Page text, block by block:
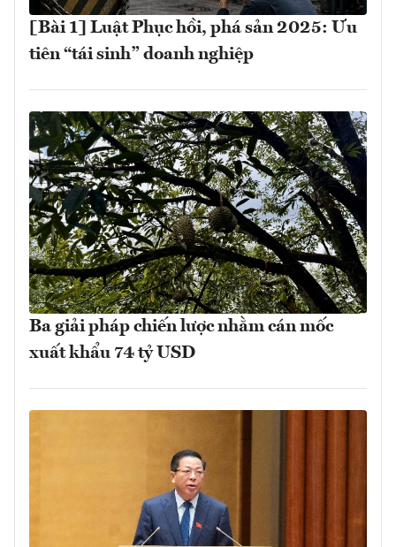
[Bài 1] Luật Phục hồi, phá sản 2025: Ưu
tiên “tái sinh” doanh nghiệp
Ba giải pháp chiến lược nhằm cán mốc
xuất khẩu 74 tỷ USD